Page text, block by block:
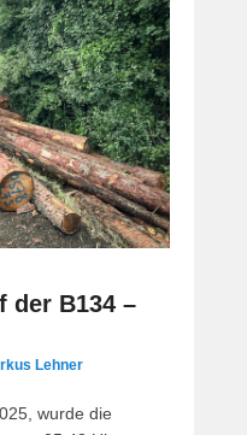
der B134 –
Lehner
wurde die